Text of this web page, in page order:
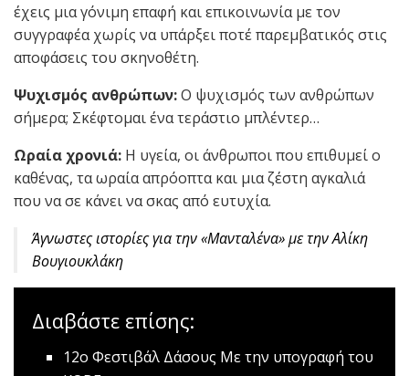
έχεις μια γόνιμη επαφή και επικοινωνία με τον
συγγραφέα χωρίς να υπάρξει ποτέ παρεμβατικός στις
αποφάσεις του σκηνοθέτη.
Ψυχισμός ανθρώπων:Ο ψυχισμός των ανθρώπων
σήμερα; Σκέφτομαι ένα τεράστιο μπλέντερ…
Ωραία χρονιά: Η υγεία, οι άνθρωποι που επιθυμεί ο
καθένας, τα ωραία απρόοπτα και μια ζέστη αγκαλιά
που να σε κάνει να σκας από ευτυχία.
Άγνωστες ιστορίες για την «Μανταλένα» με την Αλίκη
Βουγιουκλάκη
Διαβάστε επίσης:
12ο Φεστιβάλ Δάσους Με την υπογραφή του